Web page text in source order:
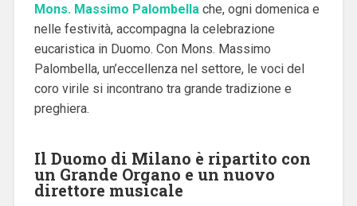
Mons. Massimo Palombella che, ogni domenica e
nelle festività, accompagna la celebrazione
eucaristica in Duomo. Con Mons. Massimo
Palombella, un’eccellenza nel settore, le voci del
coro virile si incontrano tra grande tradizione e
preghiera.
Il Duomo di Milano è ripartito con
un Grande Organo e un nuovo
direttore musicale